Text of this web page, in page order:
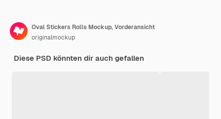
Oval Stickers Rolls Mockup, Vorderansicht
originalmockup
Diese PSD könnten dir auch gefallen